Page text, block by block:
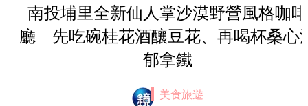
南投埔里全新仙人掌沙漠野營風格咖啡
廳 先吃碗桂花酒釀豆花、再喝杯桑心
郁拿鐵
美食旅遊